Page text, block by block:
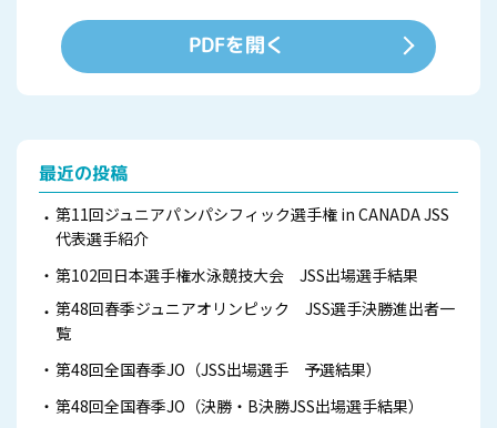
PDFを開く
最近の投稿
第11回ジュニアパンパシフィック選手権 in CANADA JSS
代表選手紹介
第102回日本選手権水泳競技大会 JSS出場選手結果
第48回春季ジュニアオリンピック JSS選手決勝進出者一
覧
第48回全国春季JO（JSS出場選手 予選結果）
第48回全国春季JO（決勝・B決勝JSS出場選手結果）